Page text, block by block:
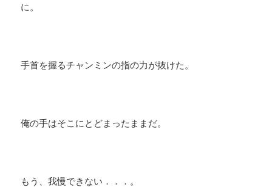
に。
手首を握るチャンミンの指の力が抜けた。
俺の手はそこにとどまったままだ。
もう、我慢できない．．．。